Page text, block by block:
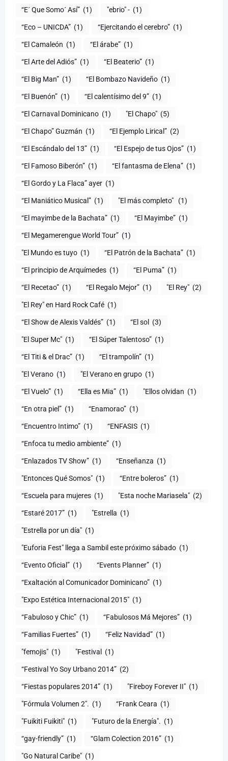
“E´ Que Somo´ Así” (1) "ebrio" - (1)
“Eco – UNICDA” (1) “Ejercitando el cerebro” (1)
“El Camaleón (1) “El árabe” (1)
“El Arte del Adiós” (1) “El Beaterio” (1)
“El Big Man” (1) “El Bombazo Navideño (1)
“El Buenón” (1) “El calentísimo del 9” (1)
“El Carnaval Dominicano (1) "El Chapo" (5)
“El Chapo” Guzmán (1) “El Ejemplo Lirical” (2)
“El Escándalo del 13” (1) “El Espejo de tus Ojos” (1)
“El Famoso Biberón” (1) “El fantasma de Elena” (1)
“El Gordo y La Flaca” ayer (1)
“El Maniático Musical” (1) "El más completo" ​ (1)
“El mayimbe de la Bachata” (1) “El Mayimbe” (1)
“El Megamerengue World Tour” (1)
"El Mundo es tuyo (1) “El Patrón de la Bachata” (1)
“El principio de Arquímedes (1) “El Puma” (1)
“El Recetao” (1) “El Regalo Mejor” (1) "El Rey" (2)
"El Rey" en Hard Rock Café (1)
“El Show de Alexis Valdés” (1) “El sol (3)
"El Super Mc" (1) (1)
“El Titi & el Drac” (1) “El trampolín” (1)
"El Verano (1) "El Verano en grupo (1)
(1) “Ella es Mia” (1) "Ellos olvidan (1)
“En otra piel” (1) “Enamorao” (1)
“Encuentro Intimo” (1) “ENFASIS (1)
“Enfoca tu medio ambiente” (1)
“Enlazados TV Show” (1) “Enseñanza (1)
"Entonces Qué Somos" (1) “Entre boleros” (1)
“Escuela para mujeres (1) "Esta noche Mariasela" (2)
“Estaré 2017” (1) "Estrella (1)
"Estrella por un día" (1)
"Euforia Fest" llega a Sambil este próximo sábado (1)
“Evento Oficial” (1) “Events Planner” (1)
“Exaltación al Comunicador Dominicano” (1)
"Expo Estética Internacional 2015" (1)
“Fabuloso y Chic” (1) “Fabulosos Má Mejores” (1)
“Familias Fuertes” (1) “Feliz Navidad” (1)
"femojis" (1) "Festival (1)
“Festival Yo Soy Urbano 2014” (2)
“Fiestas populares 2014” (1) "Fireboy Forever II" (1)
"Fórmula Volumen 2". (1) “Frank Ceara (1)
"Fuikiti Fuikiti" (1) "Futuro de la Energía". (1)
“gay-friendly” (1) “Glam Colection 2016” (1)
"Go Natural Caribe" (1)